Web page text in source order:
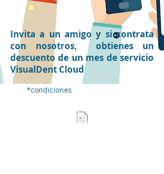
Invita a un amigo y si contrata
con nosotros, obtienes un
descuento de un mes de servicio
VisualDent Cloud
*condiciones